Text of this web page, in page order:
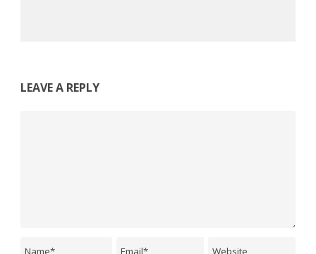
LEAVE A REPLY